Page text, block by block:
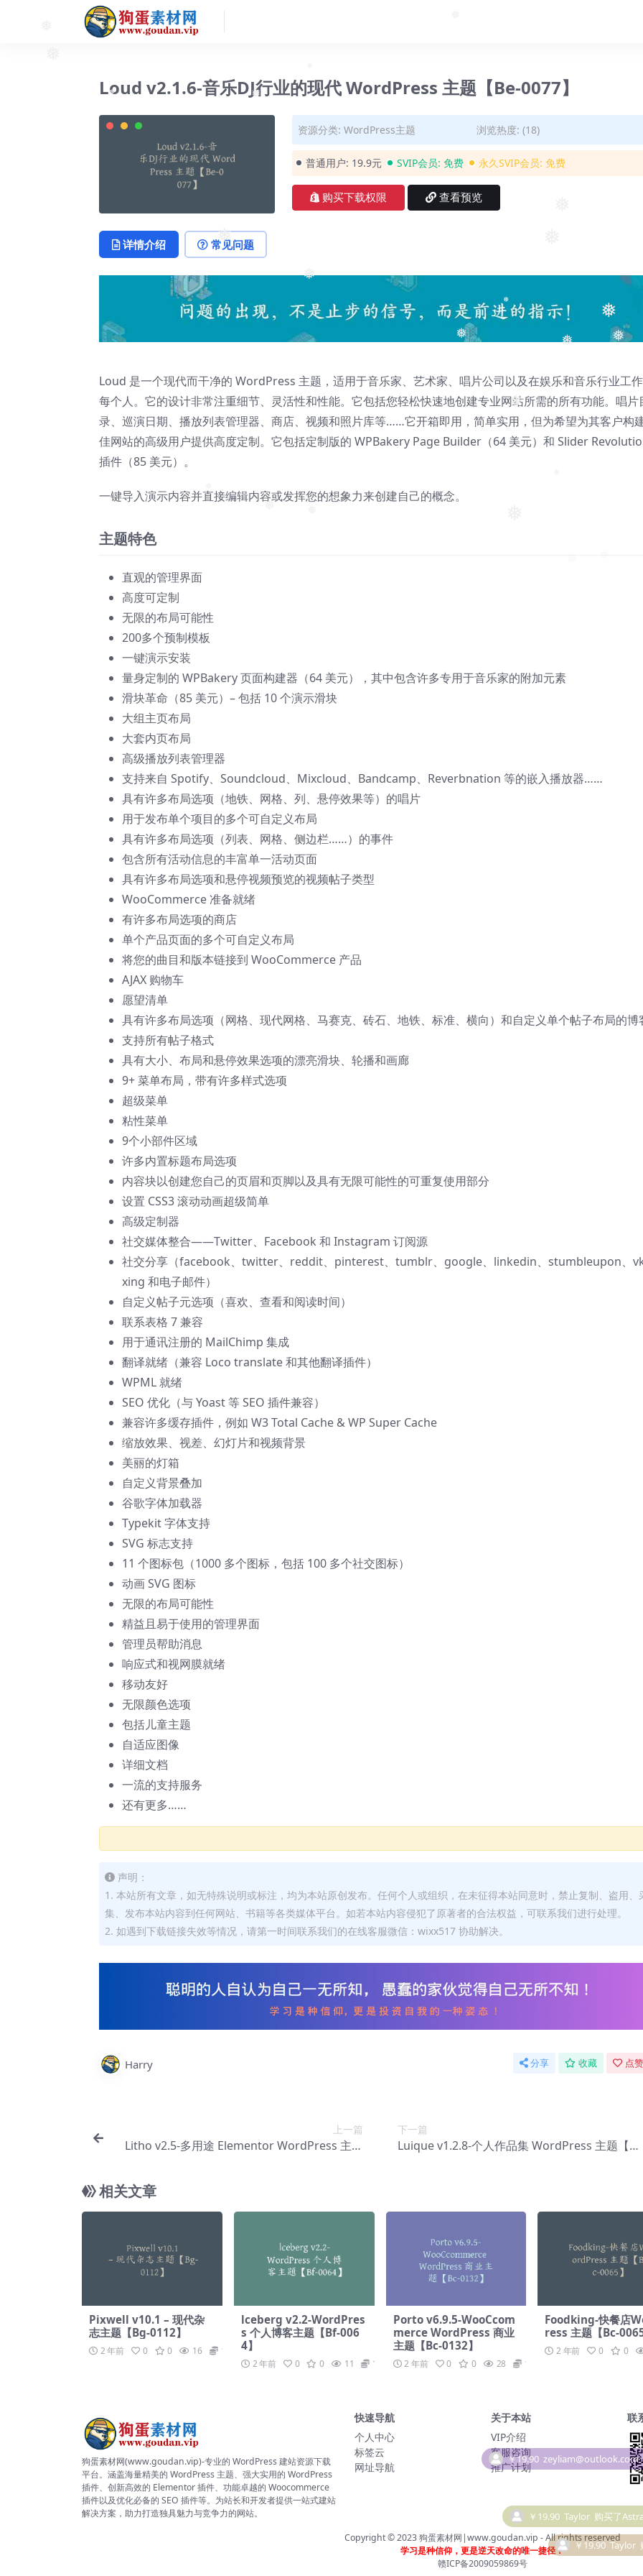
❅
❅
❅ ❅
❅
❅
❅
Loud v2.1.6-音乐DJ行业的现代 WordPress 主题【Be-0077】
资源分类: WordPress主题 浏览热度: (18)
普通用户: 19.9元 SVIP会员: 免费 永久SVIP会员: 免费
购买下载权限 查看预览
详情介绍 常见问题
Loud 是一个现代而干净的 WordPress 主题，适用于音乐家、艺术家、唱片公司以及在娱乐和音乐行业工
每个人。它的设计非常注重细节、灵活性和性能。它包括您轻松快速地创建专业网站所需的所有功能。唱片
录、巡演日期、播放列表管理器、商店、视频和照片库等……它开箱即用，简单实用，但为希望为其客户构
佳网站的高级用户提供高度定制。它包括定制版的 WPBakery Page Builder（64 美元）和 Slider
插件（85 美元）。
一键导入演示内容并直接编辑内容或发挥您的想象力来创建自己的概念。
主题特色
直观的管理界面
高度可定制
无限的布局可能性
200多个预制模板
一键演示安装
量身定制的 WPBakery 页面构建器（64 美元），其中包含许多专用于音乐家的附加元素
滑块革命（85 美元）– 包括 10 个演示滑块
大组主页布局
大套内页布局
高级播放列表管理器
支持来自 Spotify、Soundcloud、Mixcloud、Bandcamp、Reverbnation 等的嵌入播放器……
具有许多布局选项（地铁、网格、列、悬停效果等）的唱片
用于发布单个项目的多个可自定义布局
具有许多布局选项（列表、网格、侧边栏……）的事件
包含所有活动信息的丰富单一活动页面
具有许多布局选项和悬停视频预览的视频帖子类型
WooCommerce 准备就绪
有许多布局选项的商店
单个产品页面的多个可自定义布局
将您的曲目和版本链接到 WooCommerce 产品
AJAX 购物车
愿望清单
具有许多布局选项（网格、现代网格、马赛克、砖石、地铁、标准、横向）和自定义单个帖子布局的博
支持所有帖子格式
具有大小、布局和悬停效果选项的漂亮滑块、轮播和画廊
9+ 菜单布局，带有许多样式选项
超级菜单
粘性菜单
9个小部件区域
许多内置标题布局选项
内容块以创建您自己的页眉和页脚以及具有无限可能性的可重复使用部分
设置 CSS3 滚动动画超级简单
高级定制器
社交媒体整合——Twitter、Facebook 和 Instagram 订阅源
社交分享（facebook、twitter、reddit、pinterest、tumblr、google、linkedin、stumbleupon、
xing 和电子邮件）
自定义帖子元选项（喜欢、查看和阅读时间）
联系表格 7 兼容
用于通讯注册的 MailChimp 集成
翻译就绪（兼容 Loco translate 和其他翻译插件）
WPML 就绪
SEO 优化（与 Yoast 等 SEO 插件兼容）
兼容许多缓存插件，例如 W3 Total Cache & WP Super Cache
缩放效果、视差、幻灯片和视频背景
美丽的灯箱
自定义背景叠加
谷歌字体加载器
Typekit 字体支持
SVG 标志支持
11 个图标包（1000 多个图标，包括 100 多个社交图标）
动画 SVG 图标
无限的布局可能性
精益且易于使用的管理界面
管理员帮助消息
响应式和视网膜就绪
移动友好
无限颜色选项
包括儿童主题
自适应图像
详细文档
一流的支持服务
还有更多……
声明：
1. 本站所有文章，如无特殊说明或标注，均为本站原创发布。任何个人或组织，在未征得本站同意时，禁止复制、盗用、
集、发布本站内容到任何网站、书籍等各类媒体平台。如若本站内容侵犯了原著者的合法权益，可联系我们进行处理。
2. 如遇到下载链接失效等情况，请第一时间联系我们的在线客服微信：wixx517 协助解决。
Harry 分享 收藏 点
上一篇
Litho v2.5-多用途 Elementor WordPress 主题
下一篇
Luique v1.2.8-个人作品集 WordPress 主题【Be
相关文章
Pixwell v10.1 – 现代杂
志主题【Bg-0112】
2 年前 0 0 16 19.9
lceberg v2.2-WordPres
s 个人博客主题【Bf-006
4】
2 年前 0 0 11 19.9
Porto v6.9.5-WooCcom
merce WordPress 商业
主题【Bc-0132】
2 年前 0 0 28 19.9
Foodking-快餐店
ress 主题【Bc-
2 年前 0 0
狗蛋素材网(www.goudan.vip)-专业的 WordPress 建站资源下载
平台。涵盖海量精美的 WordPress 主题、强大实用的 WordPress
插件、创新高效的 Elementor 插件、功能卓越的 Woocommerce
插件以及优化必备的 SEO 插件等。为站长和开发者提供一站式建站
解决方案，助力打造独具魅力与竞争力的网站。
快速导航
个人中心
标签云
网址导航
关于本站
VIP介绍
客服咨询
推广计划
联
Copyright © 2023狗蛋素材网|www.goudan.vip - All rights reserved
学习是种信仰，更是逆天改命的唯一捷径！
赣ICP备2009059869号
￥19.90 Taylor